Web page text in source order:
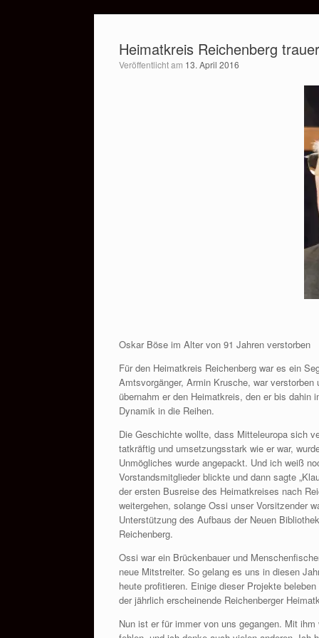
springenHeimatkreis Reichenberg
Veröffentlicht am 13. April 2016
Oskar Böse im Alter von 91 Jahren verstorben
Für den Heimatkreis Reichenberg war es ein
Amtsvorgänger, Armin Krusche, war
übernahm er den Heimatkreis, den er bis
Dynamik in die Reihen.
Die Geschichte wollte, dass Mitteleuropa sich
tatkräftig und umsetzungsstark wie er war,
Unmögliches wurde angepackt. Und ich weiß
Vorstandsmitglieder blickte und dann sagte
der ersten Busreise des Heimatkreises nach
weitergehen, solange Ossi unser Vorsitzender
Unterstützung des Aufbaus der Neuen
Reichenberg.
Ossi war ein Brückenbauer und
neue Mitstreiter. So gelang es uns in diesen
heute profitieren. Einige dieser Projekte
der jährlich erscheinende Reichenberger
Nun ist er für immer von uns gegangen. Mit